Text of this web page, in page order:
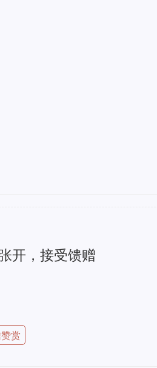
开，接受馈赠
赏